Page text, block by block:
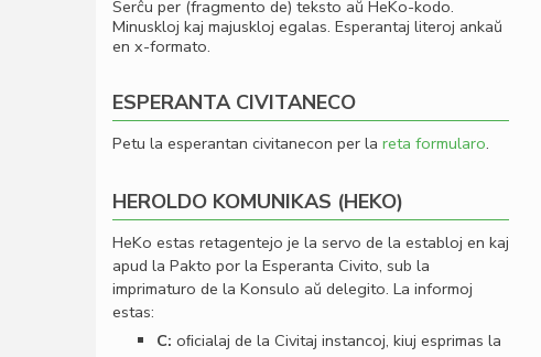
Serĉu per (fragmento de) teksto aŭ HeKo-kodo.
Minuskloj kaj majuskloj egalas. Esperantaj literoj ankaŭ
en x-formato.
ESPERANTA CIVITANECO
Petu la esperantan civitanecon per la reta formularo.
HEROLDO KOMUNIKAS (HEKO)
HeKo estas retagentejo je la servo de la establoj en kaj
apud la Pakto por la Esperanta Civito, sub la
imprimaturo de la Konsulo aŭ delegito. La informoj
estas:
C: oﬁcialaj de la Civitaj instancoj, kiuj esprimas la